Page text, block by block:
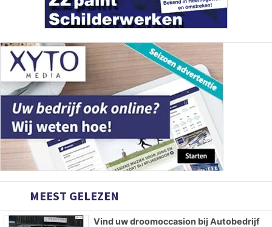
MEEST GELEZEN
Vind uw droomoccasion bij Autobedrijf